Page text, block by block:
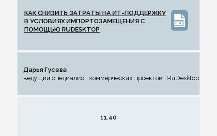
КАК СНИЗИТЬ ЗАТРАТЫ НА ИТ-ПОДДЕРЖКУ
В УСЛОВИЯХ ИМПОРТОЗАМЕЩЕНИЯ С
ПОМОЩЬЮ RUDESKTOP
Дарья Гусева
ведущий специалист коммерческих проектов . RuDesktop
11.40